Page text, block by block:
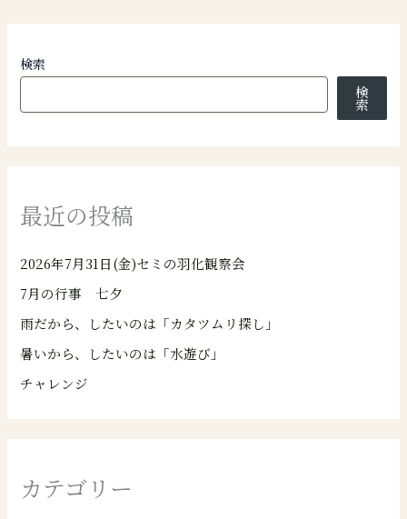
検索
検
索
最近の投稿
2026年7月31日(金)セミの羽化観察会
7月の行事 七夕
雨だから、したいのは「カタツムリ探し」
暑いから、したいのは「水遊び」
チャレンジ
カテゴリー